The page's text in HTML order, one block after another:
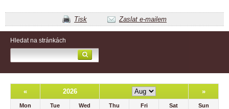
Tisk Zaslat e-mailem
Hledat na stránkách
« 2026 »
Mon Tue Wed Thu Fri Sat
Sun